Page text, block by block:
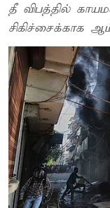
தீ விபத்தில்
சிகிச்சைக்காக